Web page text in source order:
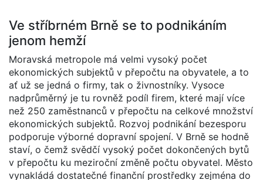
Ve stříbrném Brně se to podnikáním
jenom hemží
Moravská metropole má velmi vysoký počet
ekonomických subjektů v přepočtu na obyvatele, a to
ať už se jedná o firmy, tak o živnostníky. Vysoce
nadprůměrný je tu rovněž podíl firem, které mají více
než 250 zaměstnanců v přepočtu na celkové množství
ekonomických subjektů. Rozvoj podnikání bezesporu
podporuje výborné dopravní spojení. V Brně se hodně
staví, o čemž svědčí vysoký počet dokončených bytů
v přepočtu ku meziroční změně počtu obyvatel. Město
vynakládá dostatečné finanční prostředky zejména do